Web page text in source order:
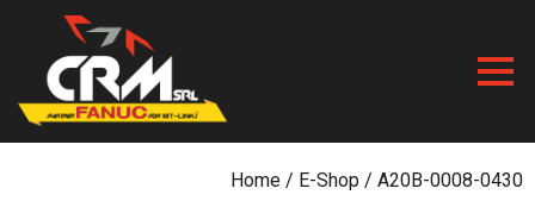
content
Home / E-Shop / A20B-0008-0430